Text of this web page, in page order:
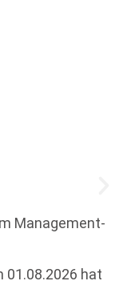
Management-
01.08.2026 hat